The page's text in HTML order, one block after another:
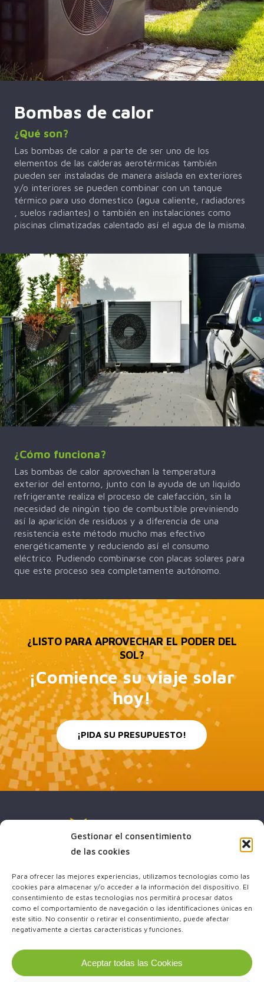
Gestionar el consentimiento
de las cookies
Para ofrecer las mejores experiencias, utilizamos tecnologías como las
cookies para almacenar y/o acceder a la información del dispositivo. El
consentimiento de estas tecnologías nos permitirá procesar datos
como el comportamiento de navegación o las identificaciones únicas en
este sitio. No consentir o retirar el consentimiento, puede afectar
negativamente a ciertas características y funciones.
Aceptar todas las Cookies
Bombas de calor
¿Qué son?
Las bombas de calor a parte de ser uno de los
elementos de las calderas aerotérmicas también
pueden ser instaladas de manera aislada en exteriores
y/o interiores se pueden combinar con un tanque
térmico para uso domestico (agua caliente, radiadores
, suelos radiantes) o también en instalaciones como
piscinas climatizadas calentado así el agua de la misma.
¿Cómo funciona?
Las bombas de calor aprovechan la temperatura
exterior del entorno, junto con la ayuda de un liquido
refrigerante realiza el proceso de calefacción, sin la
necesidad de ningún tipo de combustible previniendo
así la aparición de residuos y a diferencia de una
resistencia este método mucho mas efectivo
energéticamente y reduciendo así el consumo
eléctrico. Pudiendo combinarse con placas solares para
que este proceso sea completamente autónomo.
¿LISTO PARA APROVECHAR EL PODER DEL
SOL?
¡Comience su viaje solar
hoy!
¡PIDA SU PRESUPUESTO!
(+34) 644 64 23 43
info@sben-energy-esp.com
twitter